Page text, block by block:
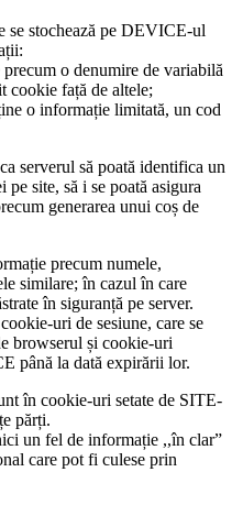
se stochează pe DEVICE-ul
o denumire de variabilă
cookie față de altele;
o informație limitată, un cod
serverul să poată identifica un
site, să i se poată asigura
generarea unui coș de
precum numele,
similare; în cazul în care
în siguranță pe server.
uri de sesiune, care se
browserul și cookie-uri
până la dată expirării lor.
în cookie-uri setate de SITE-
părți.
un fel de informație ,,în clar”
care pot fi culese prin